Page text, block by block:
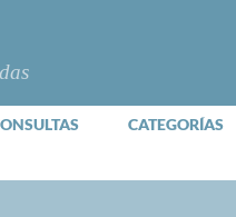
CATEGORÍAS